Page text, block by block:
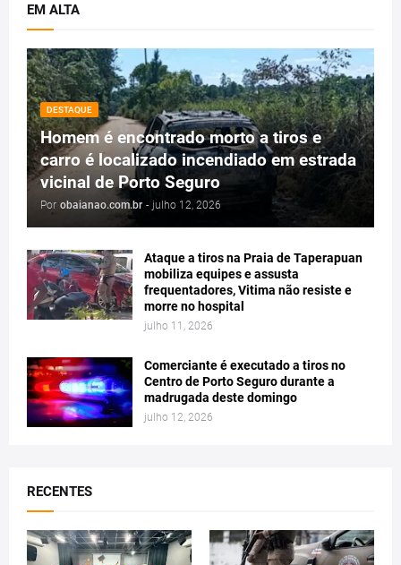
EM ALTA
DESTAQUE
Homem é encontrado morto a tiros e
carro é localizado incendiado em estrada
vicinal de Porto Seguro
Por obaianao.com.br - julho 12, 2026
Ataque a tiros na Praia de Taperapuan
mobiliza equipes e assusta
frequentadores, Vitima não resiste e
morre no hospital
julho 11, 2026
Comerciante é executado a tiros no
Centro de Porto Seguro durante a
madrugada deste domingo
julho 12, 2026
RECENTES